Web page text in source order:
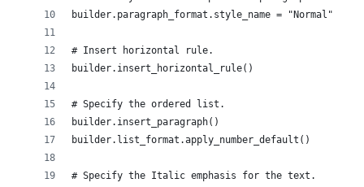
builder.paragraph_format.style_name = "Normal"
# Insert horizontal rule.
builder.insert_horizontal_rule()
# Specify the ordered list.
builder.insert_paragraph()
builder.list_format.apply_number_default()
# Specify the Italic emphasis for the text.